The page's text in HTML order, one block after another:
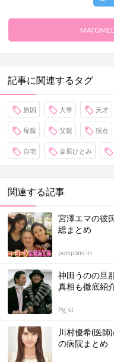
記事に関連するタグ
原因 大学 天才
母親 父親 現在
自宅 金原ひとみ
関連する記事
宮澤エマの彼
総まとめ
pompomrin
神田うのの旦
真相も徹底紹
Pg_st
川村優希(医
の病院まとめ